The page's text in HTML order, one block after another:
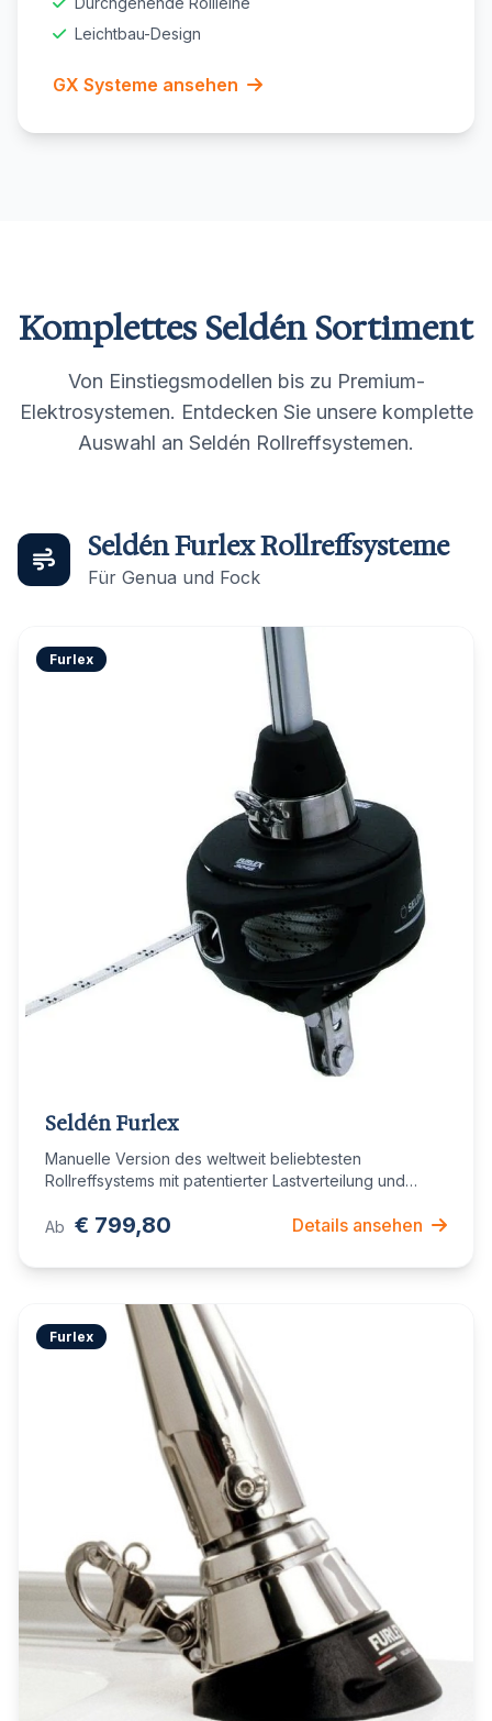
Leichtbau-Design
GX Systeme ansehen
Komplettes Seldén Sortiment
Von Einstiegsmodellen bis zu Premium-
Elektrosystemen. Entdecken Sie unsere komplette
Auswahl an Seldén Rollreffsystemen.
Seldén Furlex Rollreffsysteme
Für Genua und Fock
Furlex
Seldén Furlex
Manuelle Version des weltweit beliebtesten
Rollreffsystems mit patentierter Lastverteilung und
Ab € 799,80 Details ansehen
Furlex